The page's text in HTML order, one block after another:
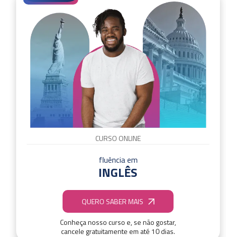
CURSO ONLINE
fluência em
INGLÊS
QUERO SABER MAIS
Conheça nosso curso e, se não gostar,
cancele gratuitamente em até 10 dias.